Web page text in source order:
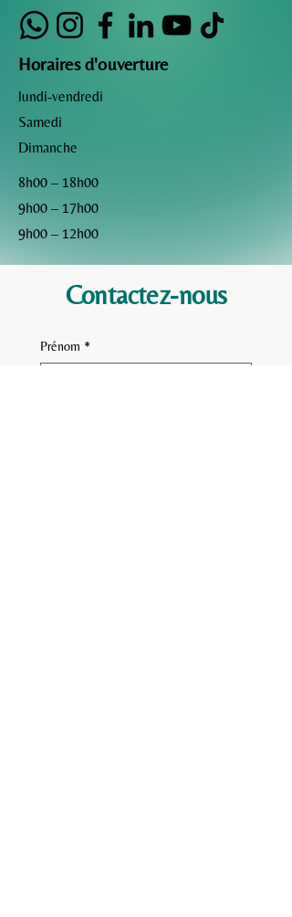
Horaires d'ouverture
lundi-vendredi
Samedi
Dimanche
8h00 – 18h00
9h00 – 17h00
9h00 – 12h00
Contactez-nous
Prénom *